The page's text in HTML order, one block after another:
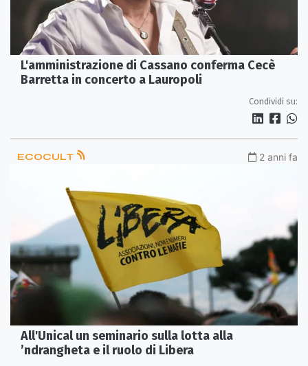
L'amministrazione di Cassano conferma Cecè
Barretta in concerto a Lauropoli
Condividi su:
ECOCULT 2 anni fa
All'Unical un seminario sulla lotta alla
’ndrangheta e il ruolo di Libera